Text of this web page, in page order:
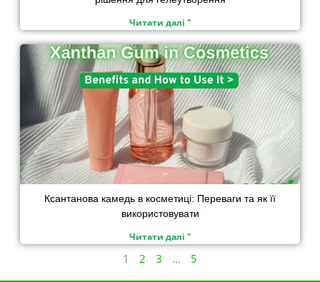
Читати далі "
Ксантанова камедь в косметиці: Переваги та як її
використовувати
Читати далі "
1 2 3 ... 5